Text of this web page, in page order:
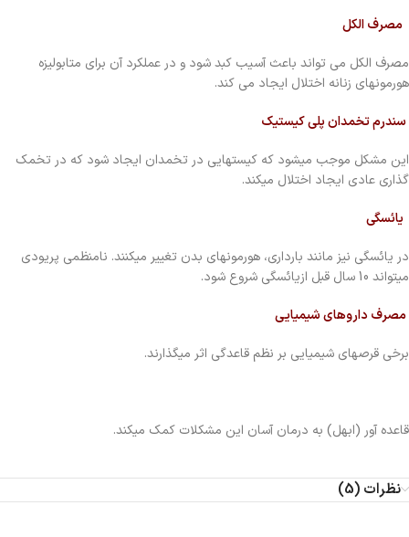
مصرف الکل
مصرف الکل می تواند باعث آسیب کبد شود و در عملکرد آن برای متابولیزه
هورمونهای زنانه اختلال ایجاد می کند.
سندرم تخمدان پلی کیستیک
این مشکل موجب میشود که کیستهایی در تخمدان ایجاد شود که در تخمک
گذاری عادی ایجاد اختلال میکند.
یائسگی
در یائسگی نیز مانند بارداری، هورمونهای بدن تغییر میکنند. نامنظمی پریودی
میتواند 10 سال قبل ازیائسگی شروع شود.
مصرف داروهای شیمیایی
برخی قرصهای شیمیایی بر نظم قاعدگی اثر میگذارند.
قاعده آور (ابهل) به درمان آسان این مشکلات کمک میکند.
نظرات (5)